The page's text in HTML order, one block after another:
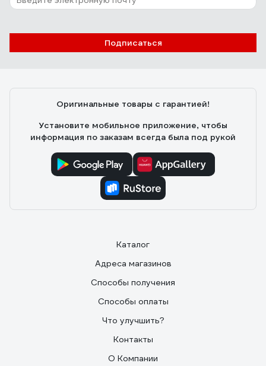
Отзыв о механизме подачи проволоки ПТК
Вччеслав Т. 07.03.2022
Подписаться
Оригинальные товары с гарантией!
Установите мобильное приложение, чтобы
информация по заказам всегда была под рукой
Каталог
Адреса магазинов
Способы получения
Способы оплаты
Что улучшить?
Контакты
О Компании